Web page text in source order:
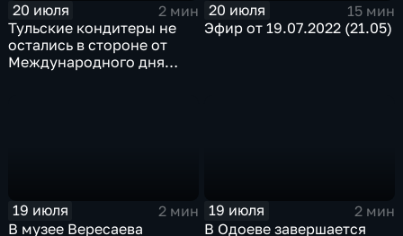
20 июля
2 мин
Тульские кондитеры не
остались в стороне от
Международного дня
20 июля
15 мин
Эфир от 19.07.2022 (21.05)
19 июля
2 мин
В музее Вересаева
19 июля
2 мин
В Одоеве завершается